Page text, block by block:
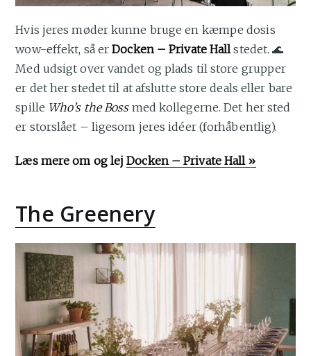
Hvis jeres møder kunne bruge en kæmpe dosis
wow-effekt, så erDocken – Private Hallstedet. 🌊
Med udsigt over vandet og plads til store grupper
er det her stedet til at afslutte store deals eller bare
spille Who’s the Bossmed kollegerne. Det her sted
er storslået – ligesom jeres idéer (forhåbentlig).
Læs mere om og lejDocken – Private Hall »
The Greenery